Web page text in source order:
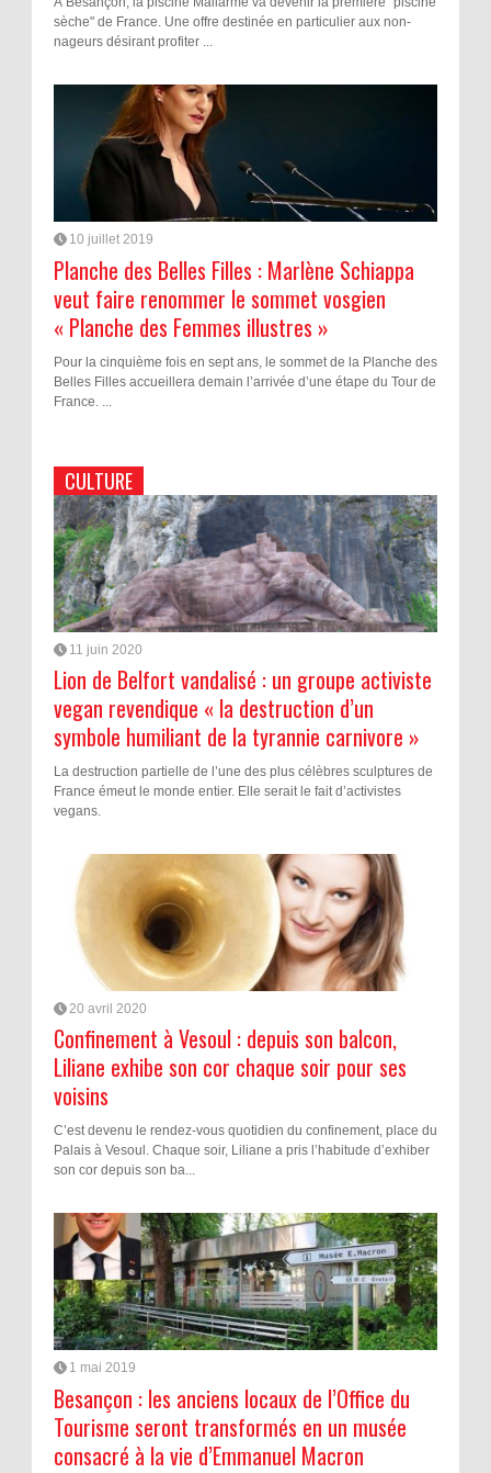
sèche" de France. Une offre destinée en particulier aux non-
nageurs désirant profiter ...
10 juillet 2019
Planche des Belles Filles : Marlène Schiappa
veut faire renommer le sommet vosgien
« Planche des Femmes illustres »
Pour la cinquième fois en sept ans, le sommet de la Planche des
Belles Filles accueillera demain l’arrivée d’une étape du Tour de
France. ...
CULTURE
11 juin 2020
Lion de Belfort vandalisé : un groupe activiste
vegan revendique « la destruction d’un
symbole humiliant de la tyrannie carnivore »
La destruction partielle de l’une des plus célèbres sculptures de
France émeut le monde entier. Elle serait le fait d’activistes
vegans.
20 avril 2020
Confinement à Vesoul : depuis son balcon,
Liliane exhibe son cor chaque soir pour ses
voisins
C’est devenu le rendez-vous quotidien du confinement, place du
Palais à Vesoul. Chaque soir, Liliane a pris l’habitude d’exhiber
son cor depuis son ba...
1 mai 2019
Besançon : les anciens locaux de l’Office du
Tourisme seront transformés en un musée
consacré à la vie d’Emmanuel Macron